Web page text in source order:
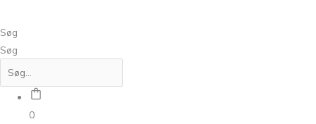
Søg
Søg
0